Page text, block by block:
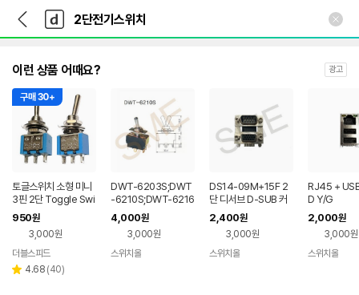
다
나
와
가
다
와
인
이런 상품 어때요? 광고
구매 30+
토글스위치 소형 미니
3핀 2단 Toggle Swi
tch
950원
3,000원
더블스피드
별 4.68 리
(40)
DWT-6203S;DWT
-6210S;DWT-6216
S 토글스위치 6P2단
3A
4,000원
3,000원
스위치올
DS14-09M+15F 2
단 디서브 D-SUB 커
넥터
2,400원
3,000원
스위치올
RJ45 +
D Y/G
2,000원
3,000원
스위치올